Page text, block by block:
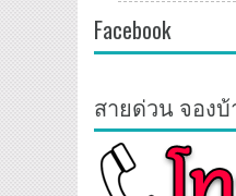
Facebook
สายด่วน จอง